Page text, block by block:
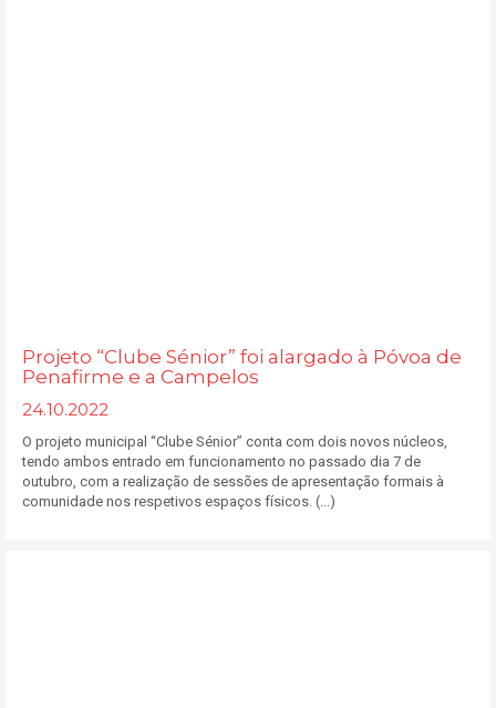
Projeto “Clube Sénior” foi alargado à Póvoa de
Penafirme e a Campelos
24.10.2022
O projeto municipal “Clube Sénior” conta com dois novos núcleos,
tendo ambos entrado em funcionamento no passado dia 7 de
outubro, com a realização de sessões de apresentação formais à
comunidade nos respetivos espaços físicos. (...)